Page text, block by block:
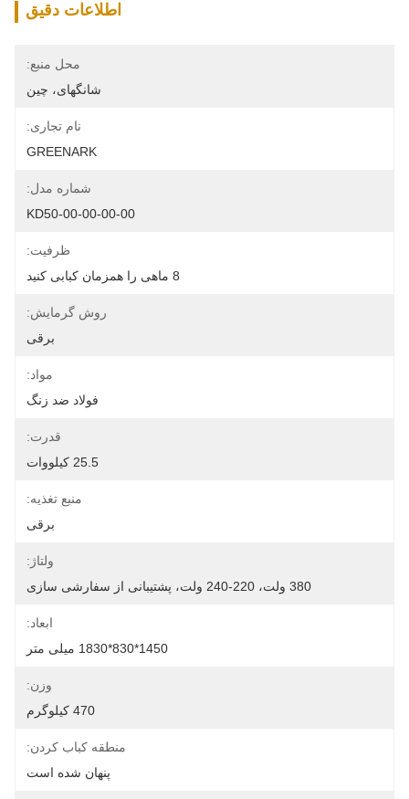
اطلاعات دقیق
محل منبع:
شانگهای، چین
نام تجاری:
GREENARK
شماره مدل:
KD50-00-00-00-00
ظرفیت:
8 ماهی را همزمان کبابی کنید
روش گرمایش:
برقی
مواد:
فولاد ضد زنگ
قدرت:
25.5 کیلووات
منبع تغذیه:
برقی
ولتاژ:
380 ولت، 220-240 ولت، پشتیبانی از سفارشی سازی
ابعاد:
1450*830*1830 میلی متر
وزن:
470 کیلوگرم
منطقه کباب کردن:
پنهان شده است